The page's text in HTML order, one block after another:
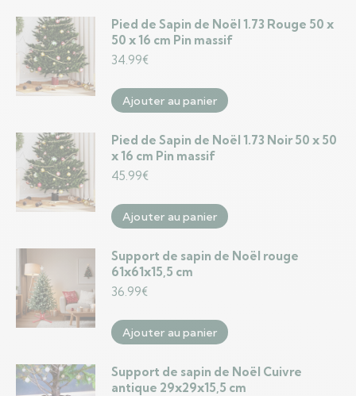
Pied de Sapin de Noël 1.73 Rouge 50 x
50 x 16 cm Pin massif
34.99€
Ajouter au panier
Pied de Sapin de Noël 1.73 Noir 50 x 50
x 16 cm Pin massif
45.99€
Ajouter au panier
Support de sapin de Noël rouge
61x61x15,5 cm
36.99€
Ajouter au panier
Support de sapin de Noël Cuivre
antique 29x29x15,5 cm